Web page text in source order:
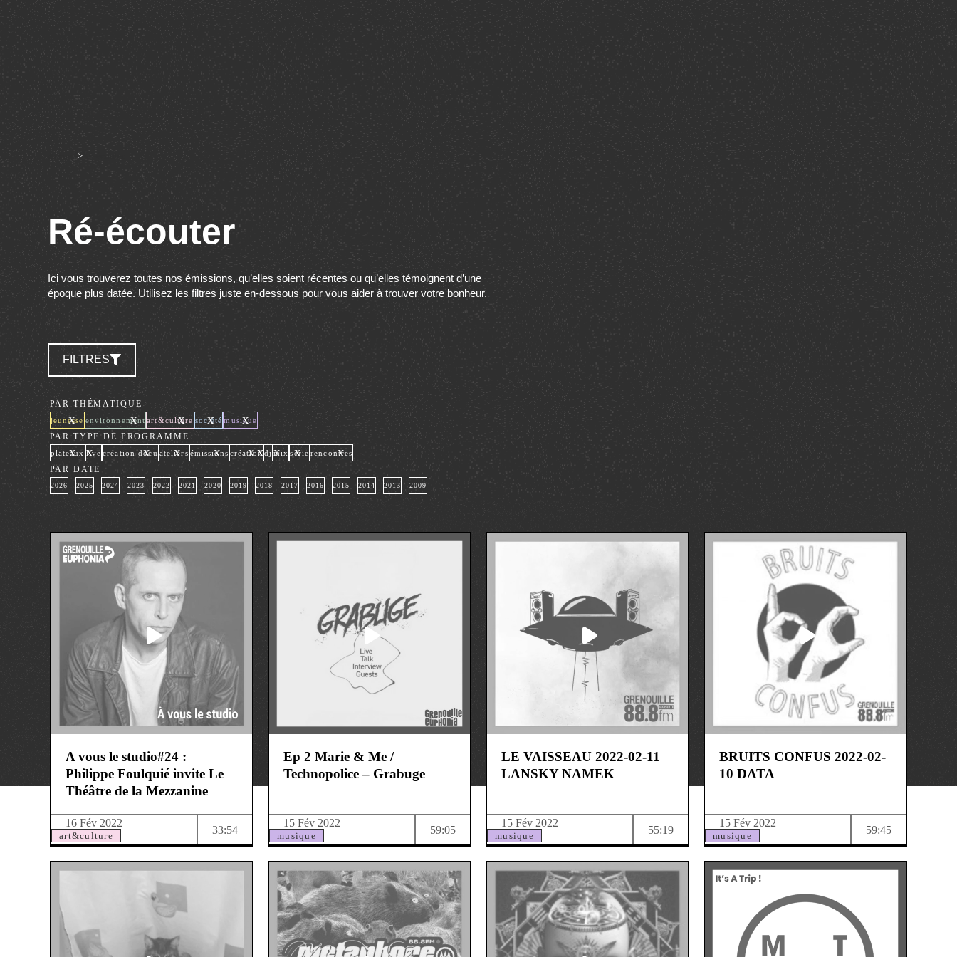
Accueil > Ré-écouter
Ré-écouter
Ici vous trouverez toutes nos émissions, qu’elles soient récentes ou qu’elles témoignent d’une
époque plus datée. Utilisez les filtres juste en-dessous pour vous aider à trouver votre bonheur.
FILTRES
PAR THÉMATIQUE
jeunesse
x environnement
x art&culture
x société
x musique
x
PAR TYPE DE PROGRAMME
plateaux
x live
x création docu
x ateliers
x émissions
x création
x dj
x mix
x série
x rencontres
x
PAR DATE
2026 2025 2024 2023 2022 2021 2020 2019 2018 2017 2016 2015 2014 2013 2009
art&culture
A vous le studio#24 :
Philippe Foulquié invite Le
Théâtre de la Mezzanine
16 Fév 2022
33:54 musique
Ep 2 Marie & Me /
Technopolice – Grabuge
15 Fév 2022
59:05 musique
LE VAISSEAU 2022-02-11
LANSKY NAMEK
15 Fév 2022
55:19 musique
BRUITS CONFUS 2022-02-
10 DATA
15 Fév 2022
59:45